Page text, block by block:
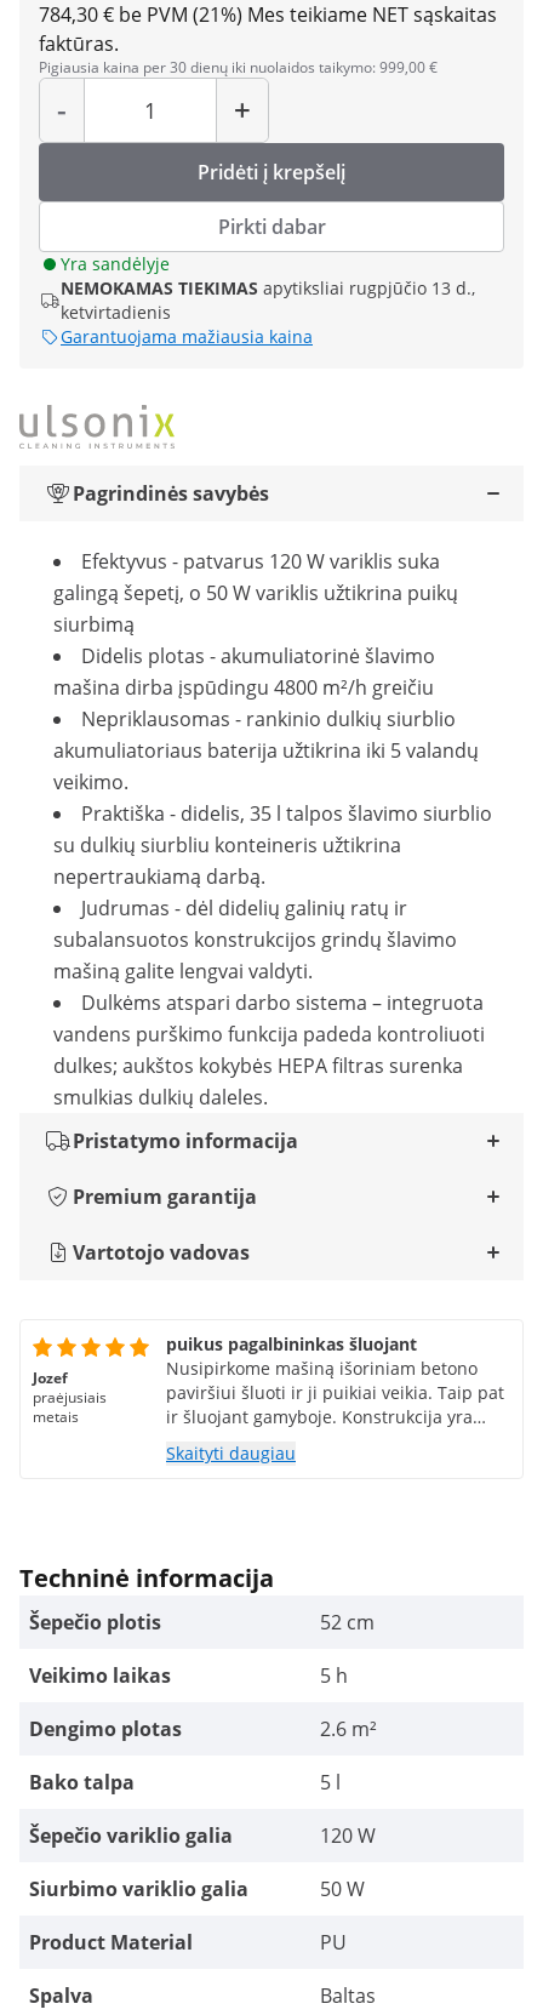
784,30 € be PVM (21%) Mes teikiame NET sąskaitas
faktūras.
Pigiausia kaina per 30 dienų iki nuolaidos taikymo: 999,00 €
-
Kiekis
+
Pridėti į krepšelį
Pirkti dabar
Yra sandėlyje
NEMOKAMAS TIEKIMAS apytiksliai rugpjūčio 13 d.,
ketvirtadienis
Garantuojama mažiausia kaina
Pagrindinės savybės
Efektyvus - patvarus 120 W variklis suka
galingą šepetį, o 50 W variklis užtikrina puikų
siurbimą
Didelis plotas - akumuliatorinė šlavimo
mašina dirba įspūdingu 4800 m²/h greičiu
Nepriklausomas - rankinio dulkių siurblio
akumuliatoriaus baterija užtikrina iki 5 valandų
veikimo.
Praktiška - didelis, 35 l talpos šlavimo siurblio
su dulkių siurbliu konteineris užtikrina
nepertraukiamą darbą.
Judrumas - dėl didelių galinių ratų ir
subalansuotos konstrukcijos grindų šlavimo
mašiną galite lengvai valdyti.
Dulkėms atspari darbo sistema – integruota
vandens purškimo funkcija padeda kontroliuoti
dulkes; aukštos kokybės HEPA filtras surenka
smulkias dulkių daleles.
Pristatymo informacija
Premium garantija
Vartotojo vadovas
Jozef
praėjusiais
metais
puikus pagalbininkas šluojant
Nusipirkome mašiną išoriniam betono
paviršiui šluoti ir ji puikiai veikia. Taip pat
ir šluojant gamyboje. Konstrukcija yra
tvirta, kuri mus labiausiai patraukė.
Skaityti daugiau
Techninė informacija
Šepečio plotis
52 cm
Veikimo laikas
5 h
Dengimo plotas
2.6 m²
Bako talpa
5 l
Šepečio variklio galia
120 W
Siurbimo variklio galia
50 W
Product Material
PU
Spalva
Baltas